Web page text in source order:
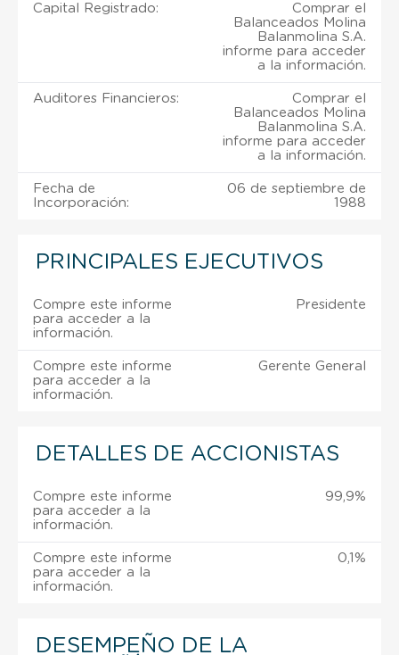
Capital Registrado:
Comprar el
Balanceados Molina
Balanmolina S.A.
informe para acceder
a la información.
Auditores Financieros:
Comprar el
Balanceados Molina
Balanmolina S.A.
informe para acceder
a la información.
Fecha de
Incorporación:
06 de septiembre de
1988
PRINCIPALES EJECUTIVOS
Compre este informe
para acceder a la
información.
Presidente
Compre este informe
para acceder a la
información.
Gerente General
DETALLES DE ACCIONISTAS
Compre este informe
para acceder a la
información.
99,9%
Compre este informe
para acceder a la
información.
0,1%
DESEMPEÑO DE LA